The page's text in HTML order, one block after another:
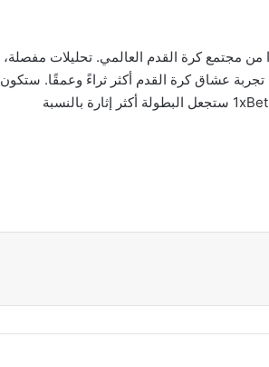
مجتمع كرة القدم العالمي. تحليلات مفصلة،
تجربة عشاق كرة القدم أكثر ثراءً وعمقًا. ستكون
ساندريان سفيرة هذه التجربة في العالم العربي. خبرتها وإمكانيات 1xBet ستجعل البطولة أكثر إثارة بالنسبة